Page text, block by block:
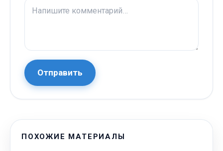
Отправить
ПОХОЖИЕ МАТЕРИАЛЫ